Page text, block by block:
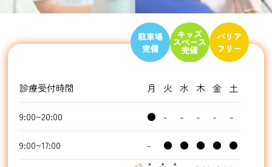
診療受付時間 月 火 水 木 金 土
9:00~20:00 ● - - - - -
9:00~17:00 - ● ● ● ● ●